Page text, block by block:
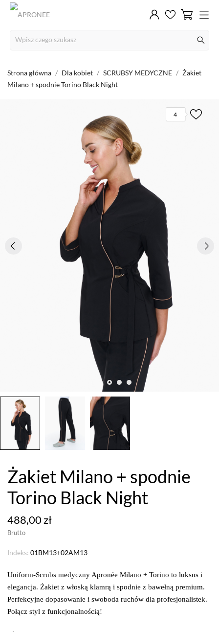
Strona główna Dla kobiet SCRUBSY MEDYCZNE
Żakiet
Milano + spodnie Torino Black Night
4
Żakiet Milano + spodnie
Torino Black Night
488,00 zł
Brutto
Indeks: 01BM13+02AM13
Uniform-Scrubs medyczny Apronée Milano + Torino to luksus i
elegancja. Żakiet z włoską klamrą i spodnie z bawełną premium.
Perfekcyjne dopasowanie i swoboda ruchów dla profesjonalistek.
Połącz styl z funkcjonalnością!